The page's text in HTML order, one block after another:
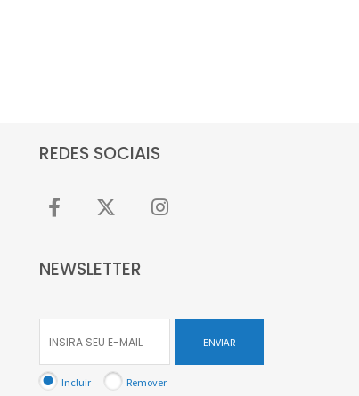
REDES SOCIAIS
NEWSLETTER
ENVIAR
Incluir Remover